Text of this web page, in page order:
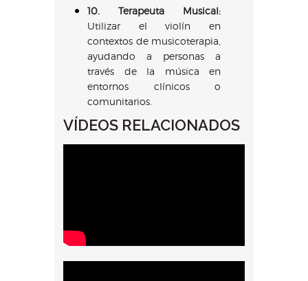
10. Terapeuta Musical:
Utilizar el violín en
contextos de musicoterapia,
ayudando a personas a
través de la música en
entornos clínicos o
comunitarios.
VÍDEOS RELACIONADOS